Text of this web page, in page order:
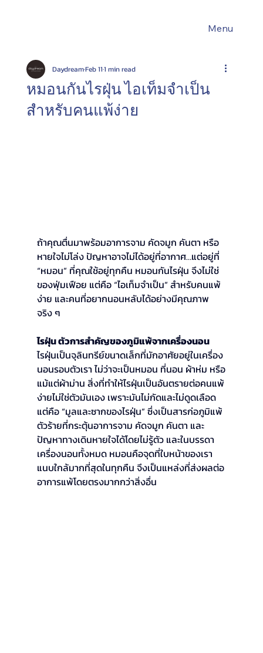
Menu
หมอนกันไรฝุ่น ไอเท็มจำเป็น
สำหรับคนแพ้ง่าย
DaydreamFeb 111 min read
ถ้าคุณตื่นมาพร้อมอาการจาม คัดจมูก คันตา หรือ
หายใจไม่โล่ง ปัญหาอาจไม่ได้อยู่ที่อากาศ…แต่อยู่ที่
“หมอน” ที่คุณใช้อยู่ทุกคืน หมอนกันไรฝุ่น จึงไม่ใช่
ของฟุ่มเฟือย แต่คือ “ไอเท็มจำเป็น” สำหรับคนแพ้
ง่าย และคนที่อยากนอนหลับได้อย่างมีคุณภาพ
จริง ๆ
ไรฝุ่น ตัวการสำคัญของภูมิแพ้จากเครื่องนอน
ไรฝุ่นเป็นจุลินทรีย์ขนาดเล็กที่มักอาศัยอยู่ในเครื่อง
นอนรอบตัวเรา ไม่ว่าจะเป็นหมอน ที่นอน ผ้าห่ม หรือ
แม้แต่ผ้าม่าน สิ่งที่ทำให้ไรฝุ่นเป็นอันตรายต่อคนแพ้
ง่ายไม่ใช่ตัวมันเอง เพราะมันไม่กัดและไม่ดูดเลือด
แต่คือ “มูลและซากของไรฝุ่น” ซึ่งเป็นสารก่อภูมิแพ้
ตัวร้ายที่กระตุ้นอาการจาม คัดจมูก คันตา และ
ปัญหาทางเดินหายใจได้โดยไม่รู้ตัว และในบรรดา
เครื่องนอนทั้งหมด หมอนคือจุดที่ใบหน้าของเรา
แนบใกล้มากที่สุดในทุกคืน จึงเป็นแหล่งที่ส่งผลต่อ
อาการแพ้โดยตรงมากกว่าสิ่งอื่น